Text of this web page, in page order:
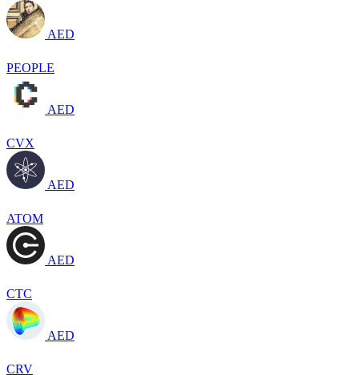
AED
PEOPLE
AED
CVX
AED
ATOM
AED
CTC
AED
CRV